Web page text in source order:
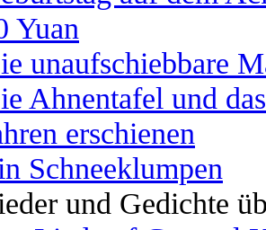
Yuan
unaufschiebbare
Ahnentafel und
erschienen
Schneeklumpen
und Gedichte